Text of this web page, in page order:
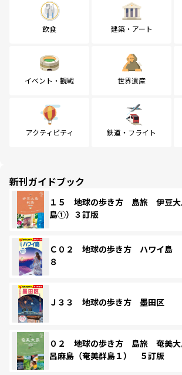
飲食 建築・アート
イベント・観戦 世界遺産
アクティビティ 鉄道・フライト
新刊ガイドブック
１５ 地球の歩き方 島旅 伊豆
島①）３訂版
Ｃ０２ 地球の歩き方 ハワイ島
８
Ｊ３３ 地球の歩き方 墨田区
０２ 地球の歩き方 島旅 奄美
呂麻島（奄美群島１） ５訂版